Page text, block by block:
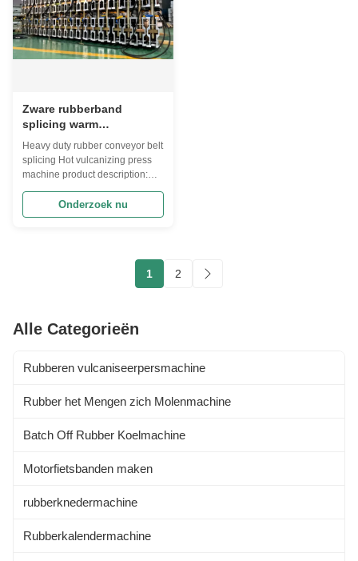
Zware rubberband
splicing warm
vulcaniserende pers
machine
Heavy duty rubber conveyor belt
splicing Hot vulcanizing press
machine product description:
belt joint machine is a kind of
equipment specially used to
efficient and stable operation of
the conveyor belt. The following
Onderzoek nu
1 2
Alle Categorieën
Rubberen vulcaniseerpersmachine
Rubber het Mengen zich Molenmachine
Batch Off Rubber Koelmachine
Motorfietsbanden maken
rubberknedermachine
Rubberkalendermachine